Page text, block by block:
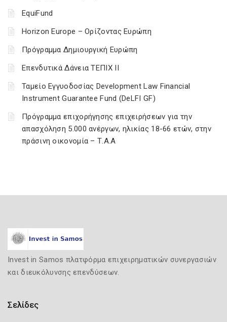
EquiFund
Horizon Europe – Ορίζοντας Ευρώπη
Πρόγραμμα Δημιουργική Ευρώπη
Επενδυτικά Δάνεια ΤΕΠΙΧ ΙΙ
Ταμείο Εγγυοδοσίας Development Law Financial
Instrument Guarantee Fund (DeLFI GF)
Πρόγραμμα επιχορήγησης επιχειρήσεων για την
απασχόληση 5.000 ανέργων, ηλικίας 18-66 ετών, στην
πράσινη οικονομία – Τ.Α.Α
Invest in Samos πλατφόρμα επιχειρηματικών συνεργασιών
και διευκόλυνσης επενδύσεων.
Σελίδες